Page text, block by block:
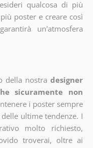
qualcosa di più
poster e creare così
un'atmosfera
della nostra designer
sicuramente non
i poster sempre
ultime tendenze. I
molto richiesto,
troverai, oltre ai